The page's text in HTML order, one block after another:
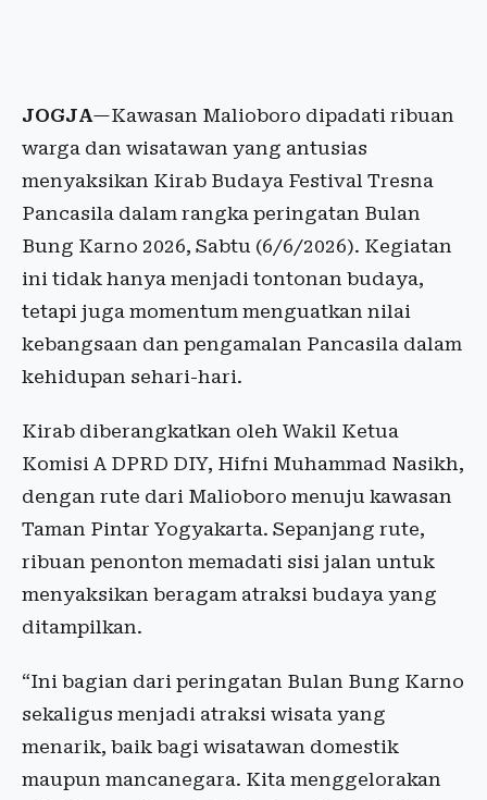
JOGJA—Kawasan Malioboro dipadati ribuan
warga dan wisatawan yang antusias
menyaksikan Kirab Budaya Festival Tresna
Pancasila dalam rangka peringatan Bulan
Bung Karno 2026, Sabtu (6/6/2026). Kegiatan
ini tidak hanya menjadi tontonan budaya,
tetapi juga momentum menguatkan nilai
kebangsaan dan pengamalan Pancasila dalam
kehidupan sehari-hari.
Kirab diberangkatkan oleh Wakil Ketua
Komisi A DPRD DIY, Hifni Muhammad Nasikh,
dengan rute dari Malioboro menuju kawasan
Taman Pintar Yogyakarta. Sepanjang rute,
ribuan penonton memadati sisi jalan untuk
menyaksikan beragam atraksi budaya yang
ditampilkan.
“Ini bagian dari peringatan Bulan Bung Karno
sekaligus menjadi atraksi wisata yang
menarik, baik bagi wisatawan domestik
maupun mancanegara. Kita menggelorakan